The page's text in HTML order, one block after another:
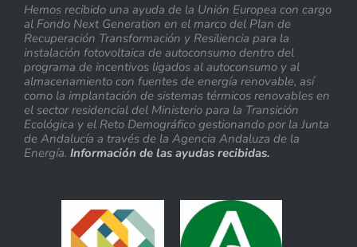
Hemos recibido una ayuda de la Unión Europea con cargo
al Fondo Next Generation en el marco del Plan de
Recuperación Transformación y Resiliencia para la
instalación fotovoltaica de autoconsumo dentro del
programa de incentivos ligados al autoconsumo y al
almacenamiento con fuentes de energía renovable, así
como la implantación de sistemas térmicos renovables en
el sector residencial del Ministerio para la Transición
Ecológica y el Reto Demográfico gestionando por la Junta
de Andalucía a través de la Agencia Andaluza de la
Energía. Información de las ayudas recibidas.